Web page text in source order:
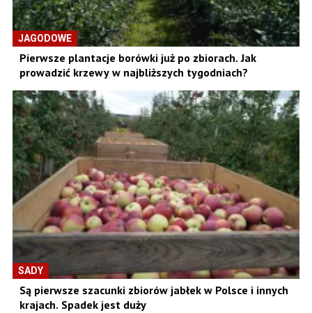
JAGODOWE
Pierwsze plantacje borówki już po zbiorach. Jak
prowadzić krzewy w najbliższych tygodniach?
SADY
Są pierwsze szacunki zbiorów jabłek w Polsce i innych
krajach. Spadek jest duży